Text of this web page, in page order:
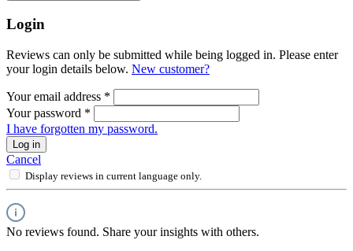
Login
Reviews can only be submitted while being logged in. Please enter
your login details below. New customer?
Your email address *
Your password *
I have forgotten my password.
Log in
Cancel
Display reviews in current language only.
No reviews found. Share your insights with others.